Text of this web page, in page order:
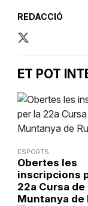
REDACCIÓ
ET POT
ESPORTS
Obertes les
inscripcions
22a Cursa de
Muntanya de